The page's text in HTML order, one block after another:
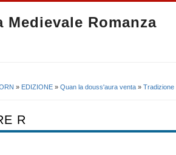
Medievale Romanza
» EDIZIONE » Quan la douss'aura venta » Tradizione
R